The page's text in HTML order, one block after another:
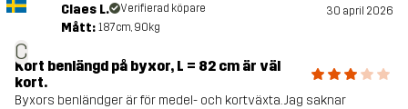
C
Claes L. Verifierad köpare 30 april 2026
Mått: 187cm, 90kg
Kort benlängd på byxor, L = 82 cm är väl
kort.
Byxors benländger är för medel- och kortväxta. Jag saknar